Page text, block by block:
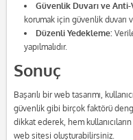
Güvenlik Duvarı ve Anti-
korumak için güvenlik duvarı
Düzenli Yedekleme:
yapılmalıdır.
Sonuç
Başarılı bir web tasarımı,
güvenlik gibi birçok faktörü
dikkat ederek, hem
web sitesi oluşturabilirsiniz.